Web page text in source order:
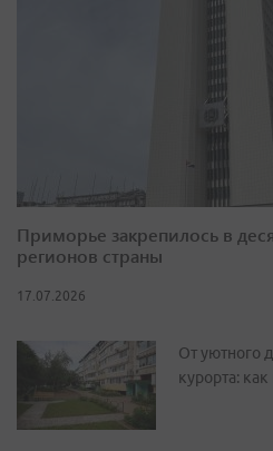
Приморье закрепилось в
регионов страны
17.07.2026
От уютного
курорта: